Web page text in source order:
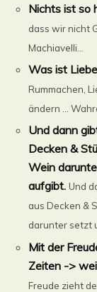
Nichts ist so
dass wir nicht
Machiavelli...
Was ist
Rummachen,
ändern …
Und dann
Decken &
Wein
aufgibt. Und
aus Decken &
darunter setzt
Mit der
Zeiten ->
Freude zieht